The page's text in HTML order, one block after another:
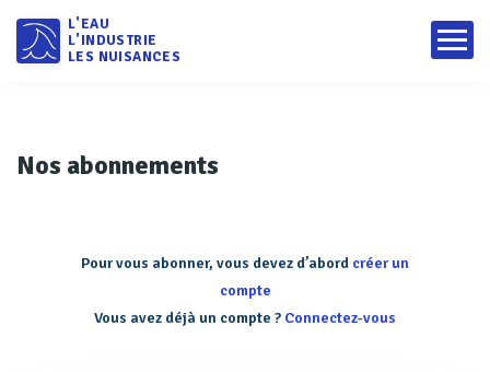
L'EAU
L'INDUSTRIE
LES NUISANCES
Nos abonnements
Pour vous abonner, vous devez d’abord créer un
compte
Vous avez déjà un compte ? Connectez-vous